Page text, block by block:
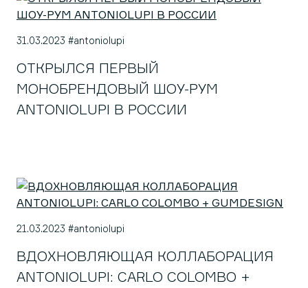
31.03.2023 #antoniolupi
ОТКРЫЛСЯ ПЕРВЫЙ
МОНОБРЕНДОВЫЙ ШОУ-РУМ
ANTONIOLUPI В РОССИИ
21.03.2023 #antoniolupi
ВДОХНОВЛЯЮЩАЯ КОЛЛАБОРАЦИЯ
ANTONIOLUPI: CARLO COLOMBO +